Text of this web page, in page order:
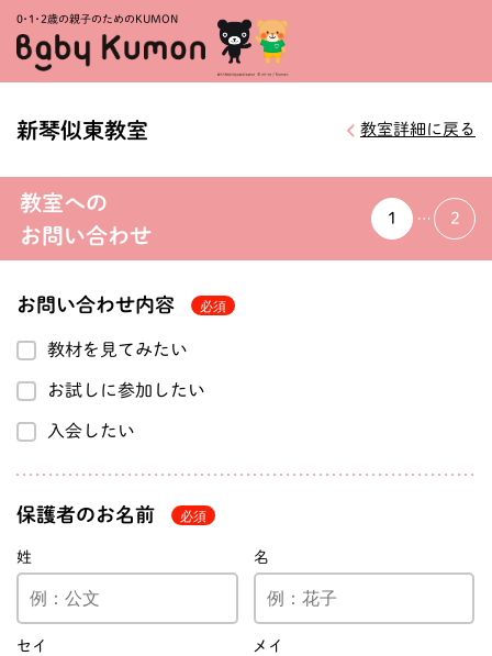
0・1・ 2歳の親子のためのKUMON
新琴似東教室 教室詳細に戻る
教室への
お問い合わせ
1 2
お問い合わせ内容
教材を見てみたい
お試しに参加したい
入会したい
保護者のお名前
姓 名
セイ メイ